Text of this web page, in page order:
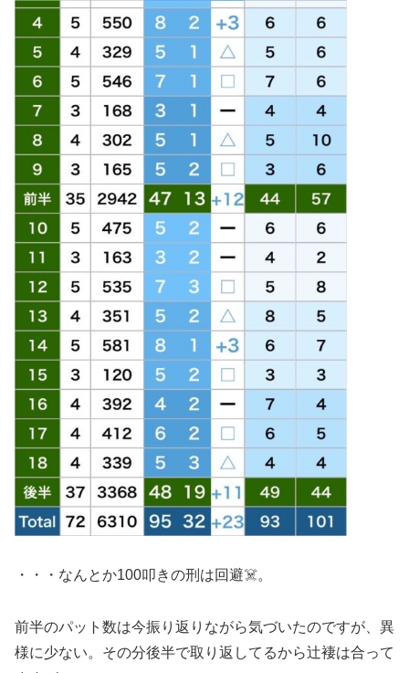
・・・なんとか100叩きの刑は回避☠️。
前半のパット数は今振り返りながら気づいたのですが、異
様に少ない。その分後半で取り返してるから辻褄は合って